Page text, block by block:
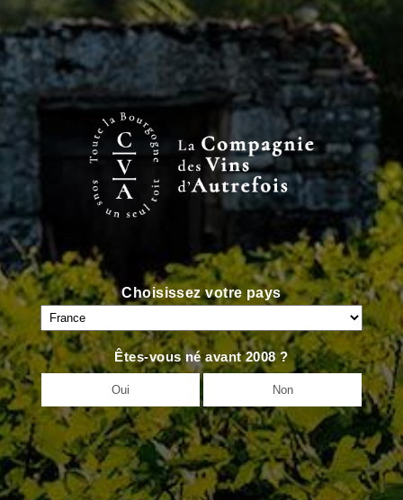
Choisissez votre pays
Êtes-vous né avant 2008 ?
Oui Non
VIN PRÉCÉDENT
VIN SUIVANT >
Accueil
Qui Sommes Nous
L’Équipe